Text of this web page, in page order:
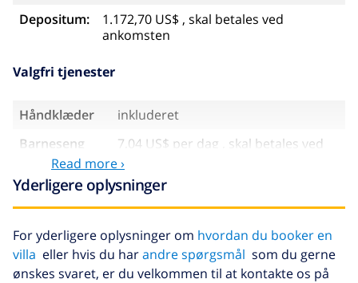
Depositum:
1.172,70 US$ , skal betales ved
ankomsten
Valgfri tjenester
Håndklæder
inkluderet
Barneseng
7,04 US$ per dag , skal betales ved
ankomsten
Sen ankomst
35,18 US$ , skal betales ved
ankomsten
Afbestillings
fond:
4.80% af det samlede beløb
Read more ›
Yderligere oplysninger
For yderligere oplysninger om hvordan du booker en
villa eller hvis du harandre spørgsmål som du gerne
ønskes svaret, er du velkommen til at kontakte os på